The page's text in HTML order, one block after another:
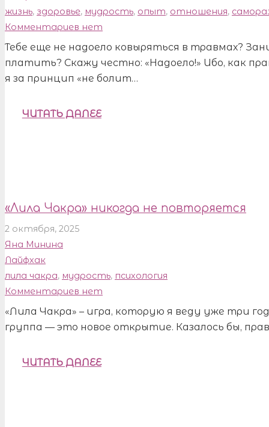
жизнь, здоровье, мудрость, опыт, отношения,
Комментариев нет
Тебе еще не надоело ковыряться в травмах?
платить? Скажу честно: «Надоело!» Ибо, как
я за принцип «не болит…
ЧИТАТЬ ДАЛЕЕ
«Лила Чакра» никогда не повторяется
2 октября, 2025
Яна Минина
Лайфхак
лила чакра, мудрость, психология
Комментариев нет
«Лила Чакра» – игра, которую я веду уже три
группа — это новое открытие. Казалось бы,
ЧИТАТЬ ДАЛЕЕ